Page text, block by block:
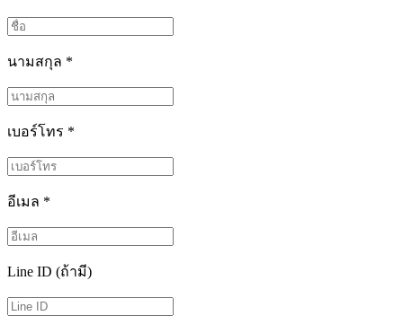
นามสกุล *
เบอร์โทร *
อีเมล *
Line ID (ถ้ามี)